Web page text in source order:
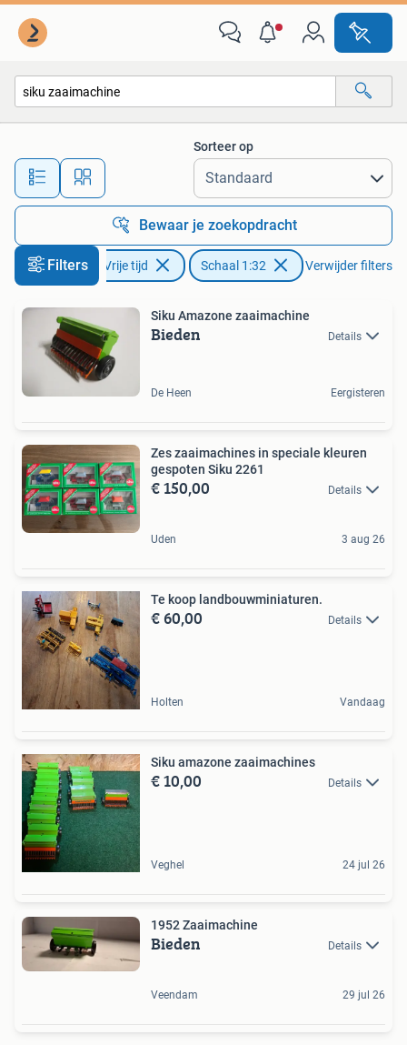
Alle afstanden…
Sorteer op
Bewaar je zoekopdracht
Filters
Hobby en Vrije tijd Schaal 1:32 Verwijder filters
Siku Amazone zaaimachine
Bieden Details
De Heen Eergisteren
Zes zaaimachines in speciale kleuren
gespoten Siku 2261
€ 150,00 Details
Uden 3 aug 26
Te koop landbouwminiaturen.
€ 60,00 Details
Holten Vandaag
Siku amazone zaaimachines
€ 10,00 Details
Veghel 24 jul 26
1952 Zaaimachine
Bieden Details
Veendam 29 jul 26